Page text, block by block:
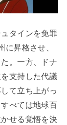
タインを免罪
昇格させ、
。一方、ドナ
支持した代議
て立ち上がっ
べては地球百
せる覚悟を決